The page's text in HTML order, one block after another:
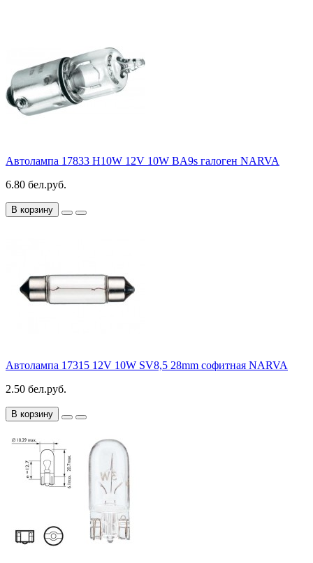
Автолампа 17833 H10W 12V 10W BA9s галоген NARVA
6.80 бел.руб.
В корзину
Автолампа 17315 12V 10W SV8,5 28mm софитная NARVA
2.50 бел.руб.
В корзину